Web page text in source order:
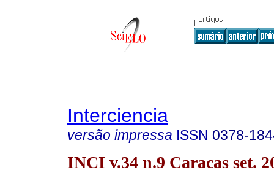
Interciencia
versão impressa ISSN 0378-
INCI v.34 n.9 Caracas set.